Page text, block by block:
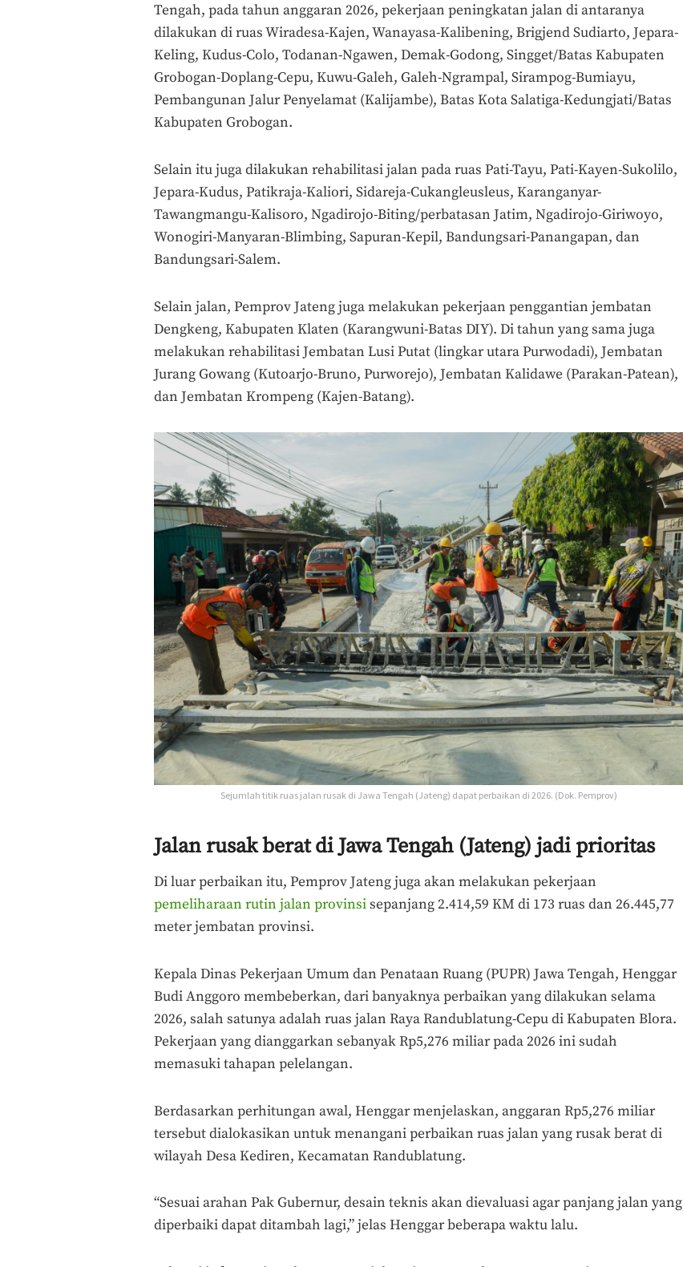
Tengah, pada tahun anggaran 2026, pekerjaan peningkatan jalan di antaranya
dilakukan di ruas Wiradesa-Kajen, Wanayasa-Kalibening, Brigjend Sudiarto, Jepara-
Keling, Kudus-Colo, Todanan-Ngawen, Demak-Godong, Singget/Batas Kabupaten
Grobogan-Doplang-Cepu, Kuwu-Galeh, Galeh-Ngrampal, Sirampog-Bumiayu,
Pembangunan Jalur Penyelamat (Kalijambe), Batas Kota Salatiga-Kedungjati/Batas
Kabupaten Grobogan.
Selain itu juga dilakukan rehabilitasi jalan pada ruas Pati-Tayu, Pati-Kayen-Sukolilo,
Jepara-Kudus, Patikraja-Kaliori, Sidareja-Cukangleusleus, Karanganyar-
Tawangmangu-Kalisoro, Ngadirojo-Biting/perbatasan Jatim, Ngadirojo-Giriwoyo,
Wonogiri-Manyaran-Blimbing, Sapuran-Kepil, Bandungsari-Panangapan, dan
Bandungsari-Salem.
Selain jalan, Pemprov Jateng juga melakukan pekerjaan penggantian jembatan
Dengkeng, Kabupaten Klaten (Karangwuni-Batas DIY). Di tahun yang sama juga
melakukan rehabilitasi Jembatan Lusi Putat (lingkar utara Purwodadi), Jembatan
Jurang Gowang (Kutoarjo-Bruno, Purworejo), Jembatan Kalidawe (Parakan-Patean),
dan Jembatan Krompeng (Kajen-Batang).
Sejumlah titik ruas jalan rusak di Jawa Tengah (Jateng) dapat perbaikan di 2026. (Dok. Pemprov)
Jalan rusak berat di Jawa Tengah (Jateng) jadi prioritas
Di luar perbaikan itu, Pemprov Jateng juga akan melakukan pekerjaan
pemeliharaan rutin jalan provinsisepanjang 2.414,59 KM di 173 ruas dan 26.445,77
meter jembatan provinsi.
Kepala Dinas Pekerjaan Umum dan Penataan Ruang (PUPR) Jawa Tengah, Henggar
Budi Anggoro membeberkan, dari banyaknya perbaikan yang dilakukan selama
2026, salah satunya adalah ruas jalan Raya Randublatung-Cepu di Kabupaten Blora.
Pekerjaan yang dianggarkan sebanyak Rp5,276 miliar pada 2026 ini sudah
memasuki tahapan pelelangan.
Berdasarkan perhitungan awal, Henggar menjelaskan, anggaran Rp5,276 miliar
tersebut dialokasikan untuk menangani perbaikan ruas jalan yang rusak berat di
wilayah Desa Kediren, Kecamatan Randublatung.
“Sesuai arahan Pak Gubernur, desain teknis akan dievaluasi agar panjang jalan yang
diperbaiki dapat ditambah lagi,” jelas Henggar beberapa waktu lalu.